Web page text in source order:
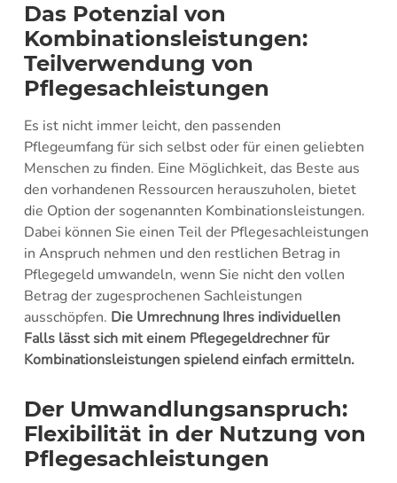
Das Potenzial von
Kombinationsleistungen:
Teilverwendung von
Pflegesachleistungen
Es ist nicht immer leicht, den passenden
Pflegeumfang für sich selbst oder für einen geliebten
Menschen zu finden. Eine Möglichkeit, das Beste aus
den vorhandenen Ressourcen herauszuholen, bietet
die Option der sogenannten Kombinationsleistungen.
Dabei können Sie einen Teil der Pflegesachleistungen
in Anspruch nehmen und den restlichen Betrag in
Pflegegeld umwandeln, wenn Sie nicht den vollen
Betrag der zugesprochenen Sachleistungen
ausschöpfen. Die Umrechnung Ihres individuellen
Falls lässt sich mit einem Pflegegeldrechner für
Kombinationsleistungen spielend einfach ermitteln.
Der Umwandlungsanspruch:
Flexibilität in der Nutzung von
Pflegesachleistungen